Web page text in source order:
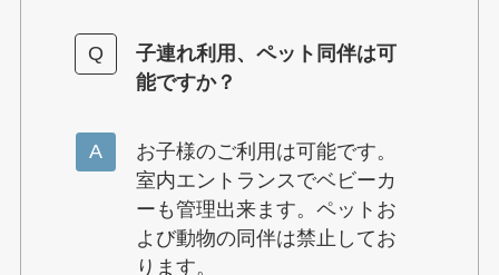
子連れ利用、ペット同伴は可
能ですか？
お子様のご利用は可能です。
室内エントランスでベビーカ
ーも管理出来ます。ペットお
よび動物の同伴は禁止してお
ります。